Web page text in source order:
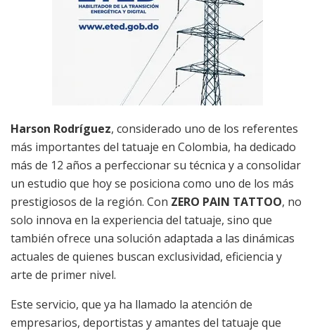
Harson Rodríguez, considerado uno de los referentes
más importantes del tatuaje en Colombia, ha dedicado
más de 12 años a perfeccionar su técnica y a consolidar
un estudio que hoy se posiciona como uno de los más
prestigiosos de la región. Con ZERO PAIN TATTOO, no
solo innova en la experiencia del tatuaje, sino que
también ofrece una solución adaptada a las dinámicas
actuales de quienes buscan exclusividad, eficiencia y
arte de primer nivel.
Este servicio, que ya ha llamado la atención de
empresarios, deportistas y amantes del tatuaje que